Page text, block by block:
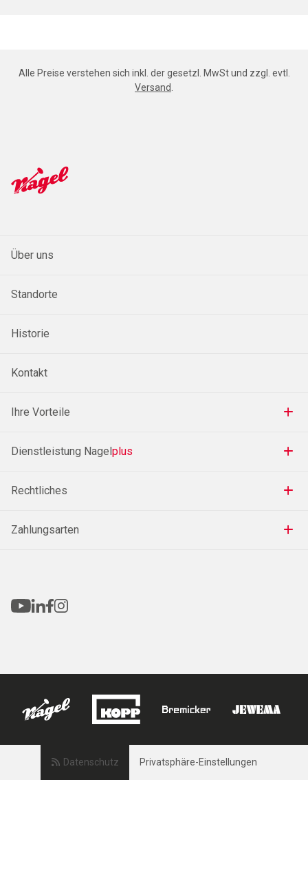
Alle Preise verstehen sich inkl. der gesetzl. MwSt und zzgl. evtl.
Versand
Über uns
Standorte
Historie
Kontakt
Ihre Vorteile
Dienstleistung Nagelplus
Rechtliches
Zahlungsarten
Datenschutz Privatsphäre-Einstellungen